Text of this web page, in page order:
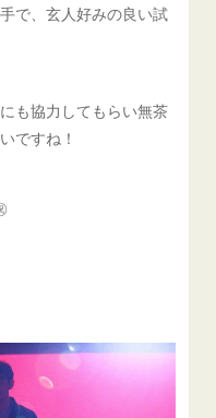
で、玄人好みの良い試
も協力してもらい無茶
ですね！